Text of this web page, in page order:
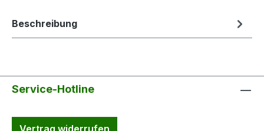
Beschreibung
Service-Hotline